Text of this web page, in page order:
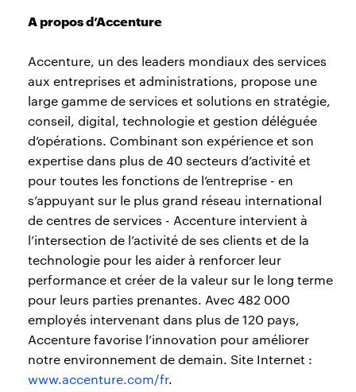
A propos d’Accenture
Accenture, un des leaders mondiaux des services
aux entreprises et administrations, propose une
large gamme de services et solutions en stratégie,
conseil, digital, technologie et gestion déléguée
d’opérations. Combinant son expérience et son
expertise dans plus de 40 secteurs d’activité et
pour toutes les fonctions de l’entreprise - en
s’appuyant sur le plus grand réseau international
de centres de services - Accenture intervient à
l’intersection de l’activité de ses clients et de la
technologie pour les aider à renforcer leur
performance et créer de la valeur sur le long terme
pour leurs parties prenantes. Avec 482 000
employés intervenant dans plus de 120 pays,
Accenture favorise l’innovation pour améliorer
notre environnement de demain. Site Internet :
www.accenture.com/fr.